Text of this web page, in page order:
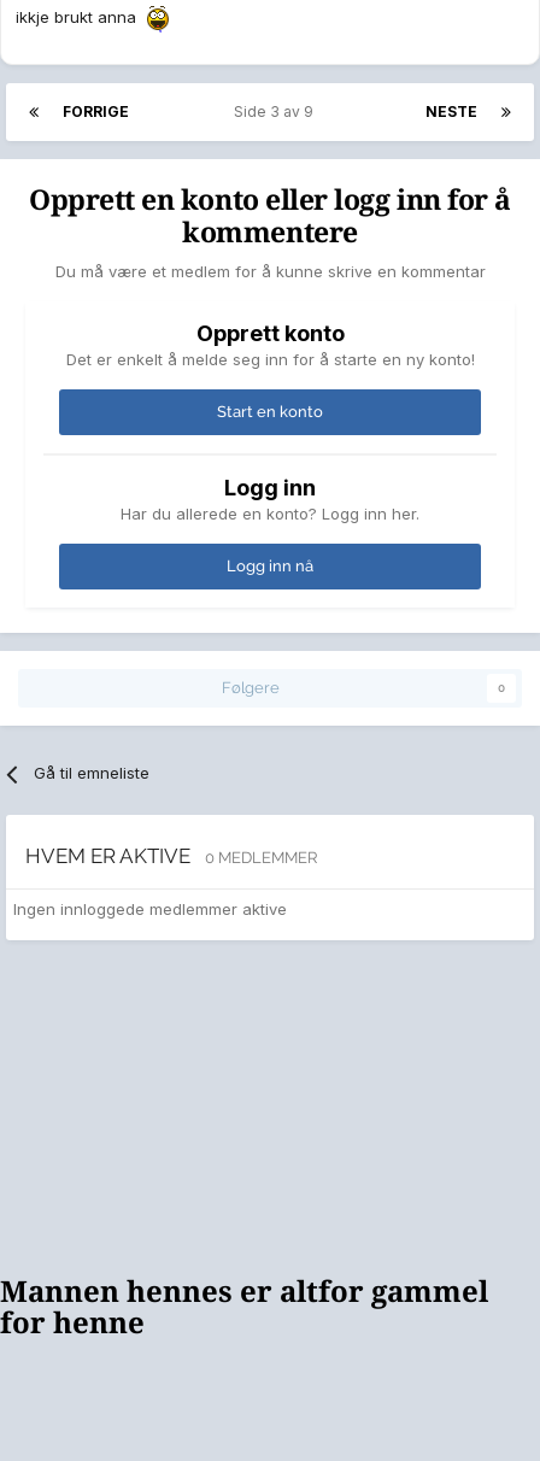
ikkje brukt anna
FORRIGE NESTE
Side 3 av 9
Opprett en konto eller logg inn for å
kommentere
Du må være et medlem for å kunne skrive en kommentar
Opprett konto
Det er enkelt å melde seg inn for å starte en ny konto!
Start en konto
Logg inn
Har du allerede en konto? Logg inn her.
Logg inn nå
Følgere 0
Gå til emneliste
HVEM ER AKTIVE 0 MEDLEMMER
Ingen innloggede medlemmer aktive